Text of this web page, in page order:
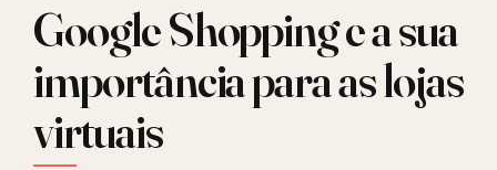
Google Shopping e a sua
importância para as lojas
virtuais